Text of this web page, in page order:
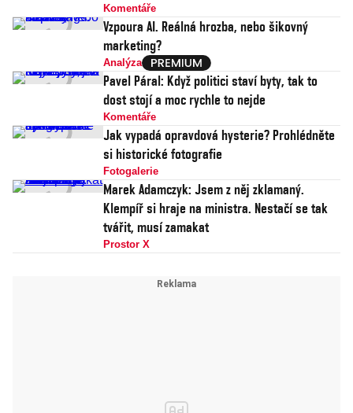
Komentáře
Vzpoura AI. Reálná hrozba, nebo šikovný
marketing?
Analýza
Pavel Páral: Když politici staví byty, tak to
dost stojí a moc rychle to nejde
Komentáře
Jak vypadá opravdová hysterie? Prohlédněte
si historické fotografie
Fotogalerie
Marek Adamczyk: Jsem z něj zklamaný.
Klempíř si hraje na ministra. Nestačí se tak
tvářit, musí zamakat
Prostor X